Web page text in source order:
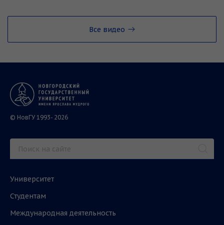
Все видео
© НовГУ 1993- 2026
Университет
Студентам
Международная деятельность